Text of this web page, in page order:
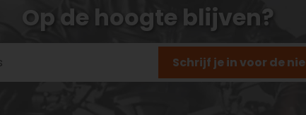
Op de hoogte blijven?
Schrijf je in voor de